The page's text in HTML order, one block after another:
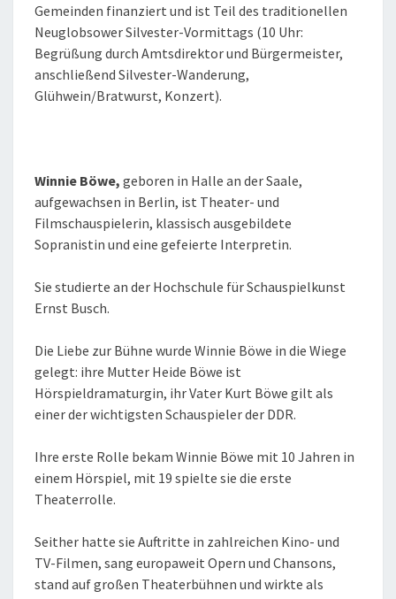
Gemeinden finanziert und ist Teil des traditionellen
Neuglobsower Silvester-Vormittags (10 Uhr:
Begrüßung durch Amtsdirektor und Bürgermeister,
anschließend Silvester-Wanderung,
Glühwein/Bratwurst, Konzert).
Winnie Böwe, geboren in Halle an der Saale,
aufgewachsen in Berlin, ist Theater- und
Filmschauspielerin, klassisch ausgebildete
Sopranistin und eine gefeierte Interpretin.
Sie studierte an der Hochschule für Schauspielkunst
Ernst Busch.
Die Liebe zur Bühne wurde Winnie Böwe in die Wiege
gelegt: ihre Mutter Heide Böwe ist
Hörspieldramaturgin, ihr Vater Kurt Böwe gilt als
einer der wichtigsten Schauspieler der DDR.
Ihre erste Rolle bekam Winnie Böwe mit 10 Jahren in
einem Hörspiel, mit 19 spielte sie die erste
Theaterrolle.
Seither hatte sie Auftritte in zahlreichen Kino- und
TV-Filmen, sang europaweit Opern und Chansons,
stand auf großen Theaterbühnen und wirkte als